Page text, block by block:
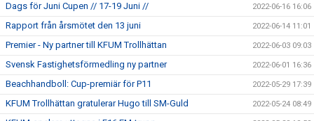
Dags för Juni Cupen // 17-19 Juni // 2022-06-16 16:06
Rapport från årsmötet den 13 juni 2022-06-14 11:01
Premier - Ny partner till KFUM Trollhättan 2022-06-03 09:03
Svensk Fastighetsförmedling ny partner 2022-06-01 16:36
Beachhandboll: Cup-premiär för P11 2022-05-29 17:39
KFUM Trollhättan gratulerar Hugo till SM-Guld 2022-05-24 08:49